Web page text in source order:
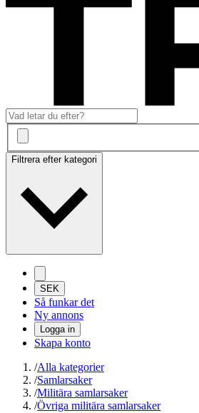
Filtrera efter kategori
SEK
Så funkar det
Ny annons
Logga in
Skapa konto
/Alla kategorier
/Samlarsaker
/Militära samlarsaker
/Övriga militära samlarsaker